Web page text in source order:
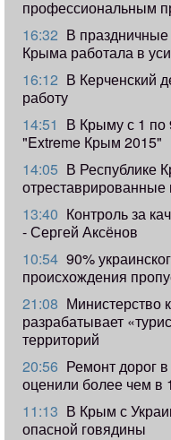
профессиональным
16:32 В
Крыма работала в
16:12 В Керченский
работу
14:51 В Крыму с 1 по
"Extreme Крым 2015"
14:05 В Республике
13:40 Контроль за
- Сергей Аксёнов
10:54 90%
происхождения
21:08 Министерство
разрабатывает
территорий
20:56 Ремонт дорог
оценили более чем в
11:13 В Крым с
опасной говядины